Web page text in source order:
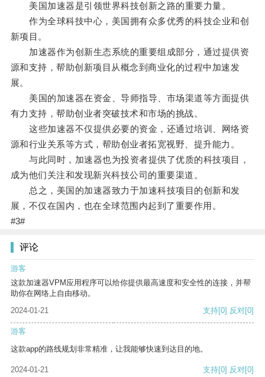
美国加速器是引领世界科技创新之路的重要力量。
作为全球科技中心，美国拥有众多优秀的科技企业和创
新项目。
加速器作为创新生态系统的重要组成部分，通过提供资
源和支持，帮助创新项目从概念到商业化的过程中加速发
展。
美国的加速器在资金、导师指导、市场渠道等方面提供
有力支持，帮助创业者突破技术和市场的挑战。
这些加速器不仅提供必要的资金，还通过培训、网络资
源和行业关系等方式，帮助创业者拓宽视野、提升能力。
与此同时，加速器也为投资者提供了优质的科技项目，
成为他们关注和发现新兴科技公司的重要渠道。
总之，美国的加速器致力于加速科技项目的创新和发
展，不仅在国内，也在全球范围内起到了重要作用。
#3#
评论
游客
这款加速器VPM应用程序可以给你提供最高速度和安全性的连接，并帮
助你在网络上自由移动。
2024-01-21
支持[0] 反对[0]
游客
这款app的路线规划非常精准，让我能够快速到达目的地。
2024-01-21 支持[0] 反对[0]